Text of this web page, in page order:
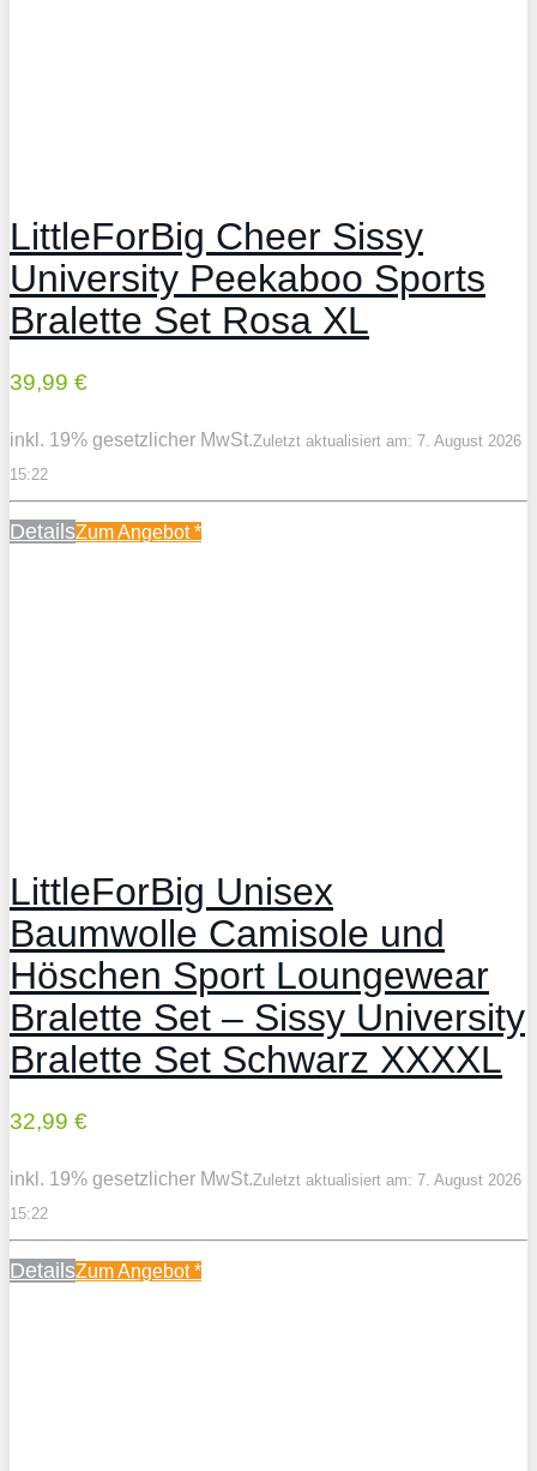
LittleForBig Cheer Sissy
University Peekaboo Sports
Bralette Set Rosa XL
39,99 €
inkl. 19% gesetzlicher MwSt.Zuletzt aktualisiert am: 7. August 2026
15:22
DetailsZum Angebot*
LittleForBig Unisex
Baumwolle Camisole und
Höschen Sport Loungewear
Bralette Set – Sissy University
Bralette Set Schwarz XXXXL
32,99 €
inkl. 19% gesetzlicher MwSt.Zuletzt aktualisiert am: 7. August 2026
15:22
DetailsZum Angebot*